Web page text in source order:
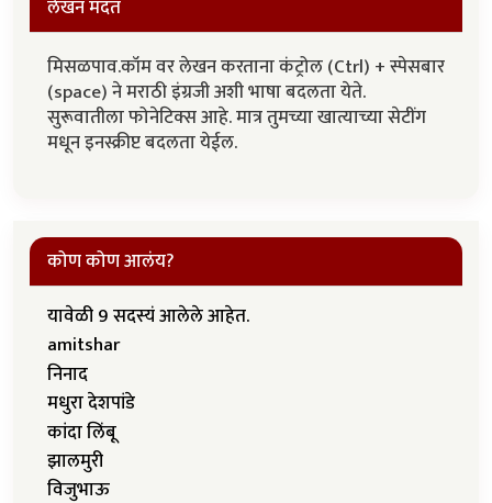
लेखन मदत
मिसळपाव.कॉम वर लेखन करताना कंट्रोल (Ctrl) + स्पेसबार
(space) ने मराठी इंग्रजी अशी भाषा बदलता येते.
सुरूवातीला फोनेटिक्स आहे. मात्र तुमच्या खात्याच्या सेटींग
मधून इनस्क्रीप्ट बदलता येईल.
कोण कोण आलंय?
यावेळी 9 सदस्यं आलेले आहेत.
amitshar
निनाद
मधुरा देशपांडे
कांदा लिंबू
झालमुरी
विजुभाऊ